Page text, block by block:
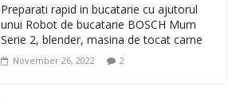
Preparati rapid in bucatarie cu ajutorul
unui Robot de bucatarie BOSCH Mum
Serie 2, blender, masina de tocat carne
November 26, 2022 2